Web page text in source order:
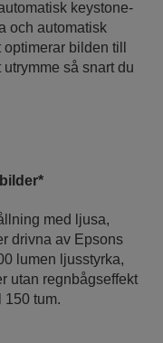
keystone-
och automatisk
bilden till
så snart du
med ljusa,
drivna av Epsons
lumen ljusstyrka,
utan regnbågseffekt
150 tum.